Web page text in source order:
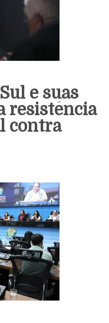
e suas
resistência
contra